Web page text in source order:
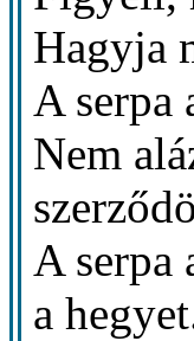
Hagyja
A serpa
Nem
A serpa
a